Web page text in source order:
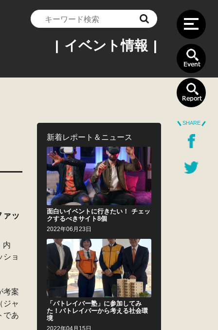
| イベント情報 |
SHARE
ッ
内
ショ
考案
ジャ
であ
新着レポート＆ニュース
面白いイベントに行きたい！ チェッ
クするべきサイト8個
2022年06月23日
「パトレイバー塾」に参加してみ
た！パトレイバーから考える社会環
境
2022年04月15日